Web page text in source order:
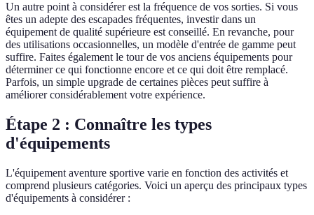
Un autre point à considérer est la fréquence de vos sorties. Si vous
êtes un adepte des escapades fréquentes, investir dans un
équipement de qualité supérieure est conseillé. En revanche, pour
des utilisations occasionnelles, un modèle d'entrée de gamme peut
suffire. Faites également le tour de vos anciens équipements pour
déterminer ce qui fonctionne encore et ce qui doit être remplacé.
Parfois, un simple upgrade de certaines pièces peut suffire à
améliorer considérablement votre expérience.
Étape 2 : Connaître les types
d'équipements
L'équipement aventure sportive varie en fonction des activités et
comprend plusieurs catégories. Voici un aperçu des principaux types
d'équipements à considérer :